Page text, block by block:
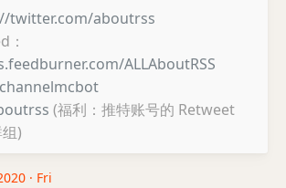
twitter.com/aboutrss
：
ALLAboutRSS
(福利：推特账号的 Retweet
)
· Fri